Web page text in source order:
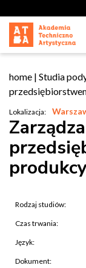
home | Studia
Lokalizacja:
Rodzaj studiów:
Czas trwania:
Język:
Dokument: